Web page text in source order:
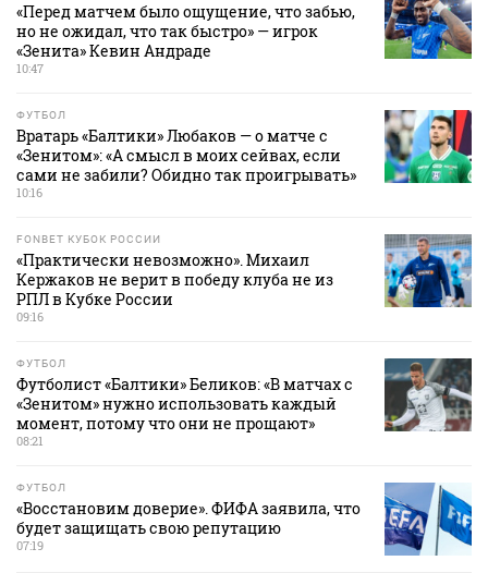
«Перед матчем было ощущение, что забью,
но не ожидал, что так быстро» — игрок
«Зенита» Кевин Андраде
10:47
ФУТБОЛ
Вратарь «Балтики» Любаков — о матче с
«Зенитом»: «А смысл в моих сейвах, если
сами не забили? Обидно так проигрывать»
10:16
FONBET КУБОК РОССИИ
«Практически невозможно». Михаил
Кержаков не верит в победу клуба не из
РПЛ в Кубке России
09:16
ФУТБОЛ
Футболист «Балтики» Беликов: «В матчах с
«Зенитом» нужно использовать каждый
момент, потому что они не прощают»
08:21
ФУТБОЛ
«Восстановим доверие». ФИФА заявила, что
будет защищать свою репутацию
07:19